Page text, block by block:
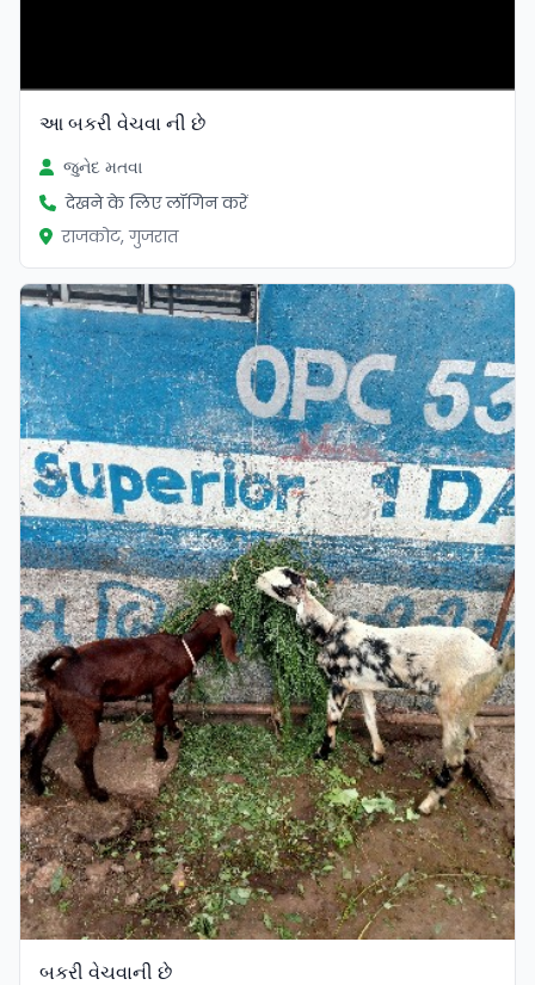
આ બકરી વેચવા ની છે
જુનેદ મતવા
देखने के लिए लॉगिन करें
राजकोट, गुजरात
બકરી વેચવાની છે